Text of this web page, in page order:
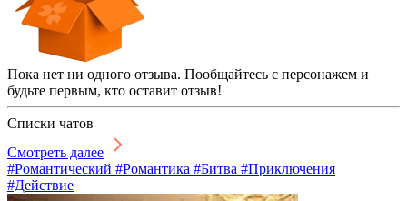
Пока нет ни одного отзыва. Пообщайтесь с персонажем и
будьте первым, кто оставит отзыв!
Списки чатов
Смотреть далее
#Романтический #Романтика #Битва #Приключения
#Действие